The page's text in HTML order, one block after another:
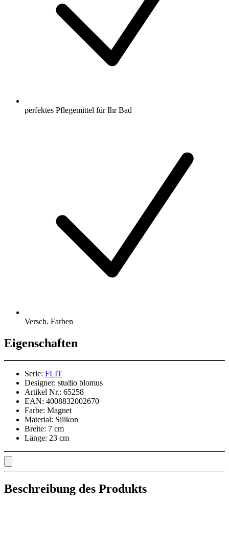
perfektes Pflegemittel für Ihr Bad
Versch. Farben
Eigenschaften
Serie: FLIT
Designer: studio blomus
Artikel Nr.: 65258
EAN: 4008832002670
Farbe: Magnet
Material: Silikon
Breite: 7 cm
Länge: 23 cm
Beschreibung des Produkts